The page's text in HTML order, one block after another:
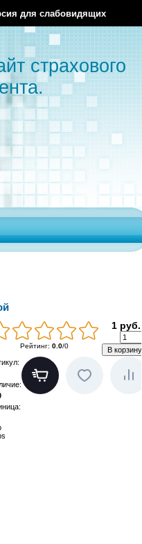
для слабовидящих
страхового
Рейтинг: 0.0/0
1 руб.
:
:
: